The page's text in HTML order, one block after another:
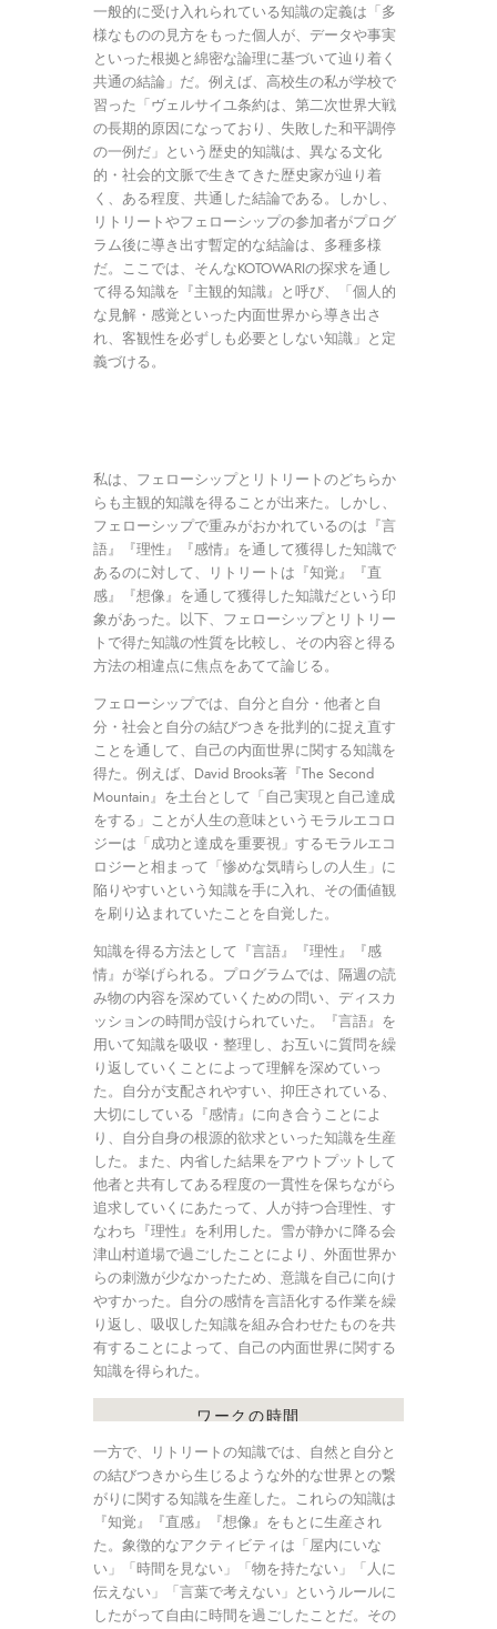
一般的に受け入れられている知識の定義は「多
様なものの見方をもった個人が、データや事実
といった根拠と綿密な論理に基づいて辿り着く
共通の結論」だ。例えば、高校生の私が学校で
習った「ヴェルサイユ条約は、第二次世界大戦
の長期的原因になっており、失敗した和平調停
の一例だ」という歴史的知識は、異なる文化
的・社会的文脈で生きてきた歴史家が辿り着
く、ある程度、共通した結論である。しかし、
リトリートやフェローシップの参加者がプログ
ラム後に導き出す暫定的な結論は、多種多様
だ。ここでは、そんなKOTOWARIの探求を通し
て得る知識を『主観的知識』と呼び、「個人的
な見解・感覚といった内面世界から導き出さ
れ、客観性を必ずしも必要としない知識」と定
義づける。
講
義
の
様
子
私は、フェローシップとリトリートのどちらか
らも主観的知識を得ることが出来た。しかし、
フェローシップで重みがおかれているのは『言
語』『理性』『感情』を通して獲得した知識で
あるのに対して、リトリートは『知覚』『直
感』『想像』を通して獲得した知識だという印
象があった。以下、フェローシップとリトリー
トで得た知識の性質を比較し、その内容と得る
方法の相違点に焦点をあてて論じる。
フェローシップでは、自分と自分・他者と自
分・社会と自分の結びつきを批判的に捉え直す
ことを通して、自己の内面世界に関する知識を
得た。例えば、David Brooks著『The Second
Mountain』を土台として「自己実現と自己達成
をする」ことが人生の意味というモラルエコロ
ジーは「成功と達成を重要視」するモラルエコ
ロジーと相まって「惨めな気晴らしの人生」に
陥りやすいという知識を手に入れ、その価値観
を刷り込まれていたことを自覚した。
知識を得る方法として『言語』『理性』『感
情』が挙げられる。プログラムでは、隔週の読
み物の内容を深めていくための問い、ディスカ
ッションの時間が設けられていた。『言語』を
用いて知識を吸収・整理し、お互いに質問を繰
り返していくことによって理解を深めていっ
た。自分が支配されやすい、抑圧されている、
大切にしている『感情』に向き合うことによ
り、自分自身の根源的欲求といった知識を生産
した。また、内省した結果をアウトプットして
他者と共有してある程度の一貫性を保ちながら
追求していくにあたって、人が持つ合理性、す
なわち『理性』を利用した。雪が静かに降る会
津山村道場で過ごしたことにより、外面世界か
らの刺激が少なかったため、意識を自己に向け
やすかった。自分の感情を言語化する作業を繰
り返し、吸収した知識を組み合わせたものを共
有することによって、自己の内面世界に関する
知識を得られた。
ワークの時間
一方で、リトリートの知識では、自然と自分と
の結びつきから生じるような外的な世界との繋
がりに関する知識を生産した。これらの知識は
『知覚』『直感』『想像』をもとに生産され
た。象徴的なアクティビティは「屋内にいな
い」「時間を見ない」「物を持たない」「人に
伝えない」「言葉で考えない」というルールに
したがって自由に時間を過ごしたことだ。その